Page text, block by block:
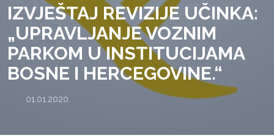
IZVJEŠTAJ REVIZIJE UČINKA:
„UPRAVLJANJE VOZNIM
PARKOM U INSTITUCIJAMA
BOSNE I HERCEGOVINE.“
01.01.2020.